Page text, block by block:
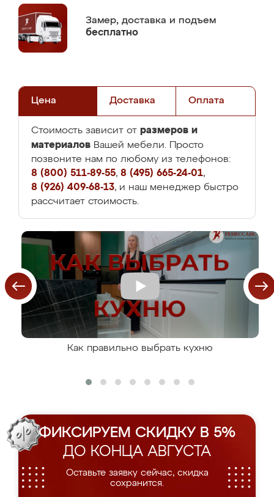
Замер, доставка и подъем
бесплатно
Цена Доставка Оплата
Стоимость зависит от размеров и
материалов Вашей мебели. Просто
позвоните нам по любому из телефонов:
8 (800) 511-89-55, 8 (495) 665-24-01,
8 (926) 409-68-13, и наш менеджер быстро
рассчитает стоимость.
Как правильно выбрать кухню
ФИКСИРУЕМ СКИДКУ В 5%
ДО КОНЦА АВГУСТА
Оставьте заявку сейчас, скидка
сохранится.